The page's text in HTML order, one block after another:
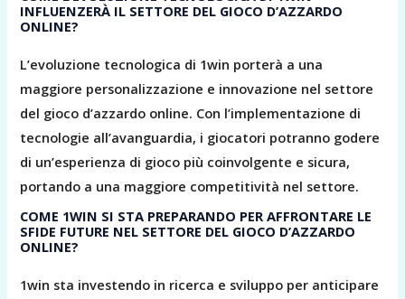
INFLUENZERÀ IL SETTORE DEL GIOCO D’AZZARDO
ONLINE?
L’evoluzione tecnologica di 1win porterà a una
maggiore personalizzazione e innovazione nel settore
del gioco d’azzardo online. Con l’implementazione di
tecnologie all’avanguardia, i giocatori potranno godere
di un’esperienza di gioco più coinvolgente e sicura,
portando a una maggiore competitività nel settore.
COME 1WIN SI STA PREPARANDO PER AFFRONTARE LE
SFIDE FUTURE NEL SETTORE DEL GIOCO D’AZZARDO
ONLINE?
1win sta investendo in ricerca e sviluppo per anticipare